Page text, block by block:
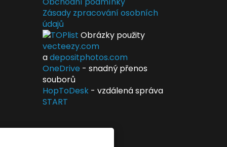
Zásady zpracování osobních
údajů
Obrázky použity
vecteezy.com
adepositphotos.com
OneDrive - snadný přenos
souborů
HopToDesk- vzdálená správa
START